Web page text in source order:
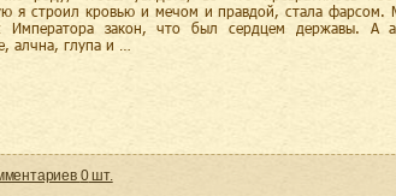
я строил кровью и мечом и правдой, стала фарсом.
Императора закон, что был сердцем державы. А
алчна, глупа и …
0шт.